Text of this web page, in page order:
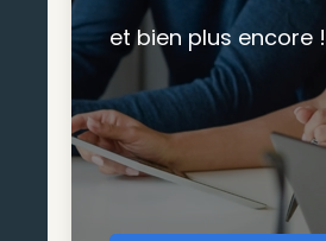
votre recherche,
mesure pour
atteindre vos
et bien plus encore !